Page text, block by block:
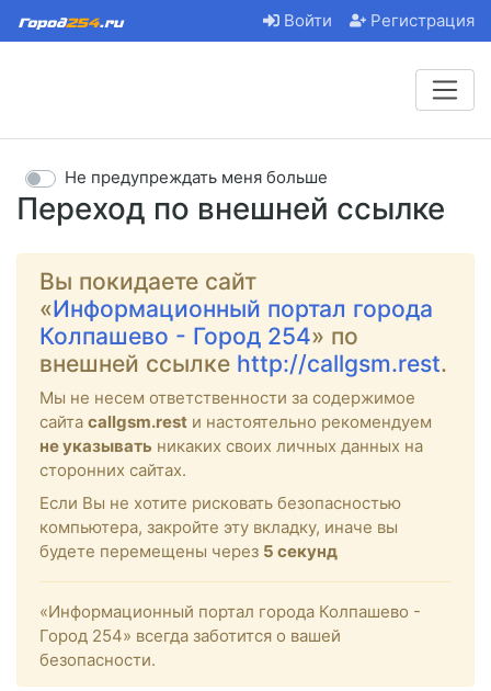
Войти Регистрация
Переход по внешней ссылке
Не предупреждать меня больше
Вы покидаете сайт
«Информационный портал города
Колпашево - Город 254» по
внешней ссылке http://callgsm.rest.
Мы не несем ответственности за содержимое
сайта callgsm.rest и настоятельно рекомендуем
не указывать никаких своих личных данных на
сторонних сайтах.
Если Вы не хотите рисковать безопасностью
компьютера, закройте эту вкладку, иначе вы
будете перемещены через 5 секунд
«Информационный портал города Колпашево -
Город 254» всегда заботится о вашей
безопасности.